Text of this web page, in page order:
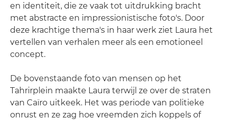
en identiteit, die ze vaak tot uitdrukking bracht
met abstracte en impressionistische foto's. Door
deze krachtige thema's in haar werk ziet Laura het
vertellen van verhalen meer als een emotioneel
concept.
De bovenstaande foto van mensen op het
Tahrirplein maakte Laura terwijl ze over de straten
van Caïro uitkeek. Het was periode van politieke
onrust en ze zag hoe vreemden zich koppels of